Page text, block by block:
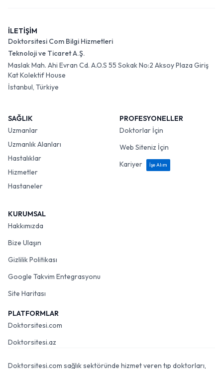
İLETİŞİM
Doktorsitesi Com Bilgi Hizmetleri
Teknoloji ve Ticaret A.Ş.
Maslak Mah. Ahi Evran Cd. A.O.S 55 Sokak No:2 Aksoy Plaza Giriş
Kat Kolektif House
İstanbul, Türkiye
SAĞLIK
Uzmanlar
Uzmanlık Alanları
Hastalıklar
Hizmetler
Hastaneler
PROFESYONELLER
Doktorlar İçin
Web Siteniz İçin
Kariyer
İşe Alım
KURUMSAL
Hakkımızda
Bize Ulaşın
Gizlilik Politikası
Google Takvim Entegrasyonu
Site Haritası
PLATFORMLAR
Doktorsitesi.com
Doktorsitesi.az
Doktorsitesi.com sağlık sektöründe hizmet veren tıp doktorları,